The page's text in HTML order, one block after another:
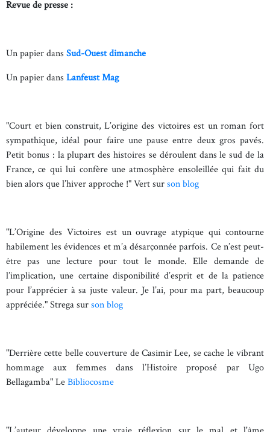
Revue de presse :
Un papier dans Sud-Ouest dimanche
Un papier dans Lanfeust Mag
"Court et bien construit, L’origine des victoires est un roman fort
sympathique, idéal pour faire une pause entre deux gros pavés.
Petit bonus : la plupart des histoires se déroulent dans le sud de la
France, ce qui lui confère une atmosphère ensoleillée qui fait du
bien alors que l’hiver approche !" Vert surson blog
"L’Origine des Victoires est un ouvrage atypique qui contourne
habilement les évidences et m’a désarçonnée parfois. Ce n’est peut-
être pas une lecture pour tout le monde. Elle demande de
l’implication, une certaine disponibilité d’esprit et de la patience
pour l’apprécier à sa juste valeur. Je l’ai, pour ma part, beaucoup
appréciée." Strega surson blog
"Derrière cette belle couverture de Casimir Lee, se cache le vibrant
hommage aux femmes dans l’Histoire proposé par Ugo
Bellagamba" LeBibliocosme